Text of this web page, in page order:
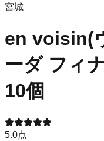
宮城
en voisin(
ーダ フィ
10個
5.0点